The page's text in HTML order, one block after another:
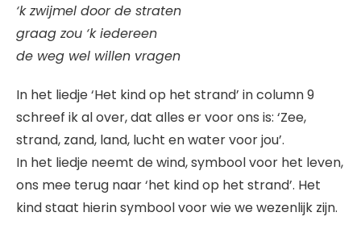
‘k zwijmel door de straten
graag zou ‘k iedereen
de weg wel willen vragen
In het liedje ‘Het kind op het strand’ in column 9
schreef ik al over, dat alles er voor ons is: ‘Zee,
strand, zand, land, lucht en water voor jou’.
In het liedje neemt de wind, symbool voor het leven,
ons mee terug naar ‘het kind op het strand’. Het
kind staat hierin symbool voor wie we wezenlijk zijn.